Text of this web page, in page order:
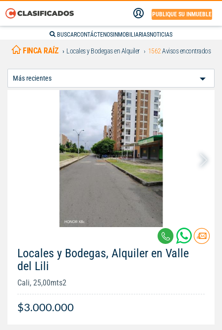
PUBLIQUE SU INMUEBLE
BUSCARCONTÁCTENOS INMOBILIARIASNOTICIAS
FINCA RAÍZ Locales y Bodegas en Alquiler 1562Avisos encontrados
Locales y Bodegas, Alquiler en Valle
del Lili
Cali, 25,00mts2
$3.000.000